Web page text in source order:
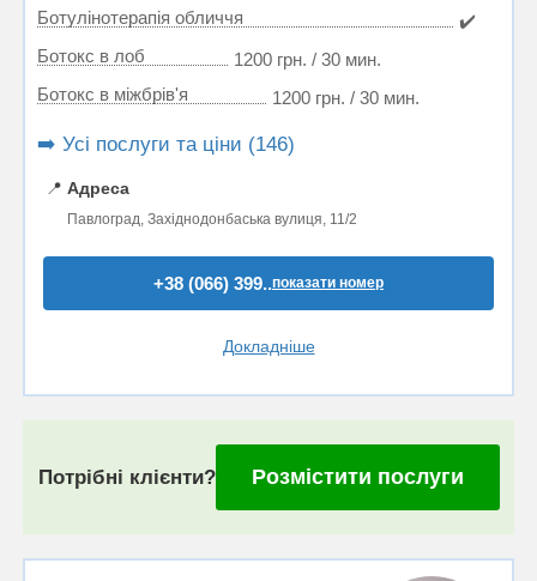
Ботулінотерапія обличчя
✔️
Ботокс в лоб
1200 грн. / 30 мин.
Ботокс в міжбрів'я
1200 грн. / 30 мин.
➡️ Усі послуги та ціни (146)
📍 Адреса
Павлоград, Західнодонбаська вулиця, 11/2
+38 (066) 399..показати номер
Докладніше
Потрібні клієнти? Розмістити послуги